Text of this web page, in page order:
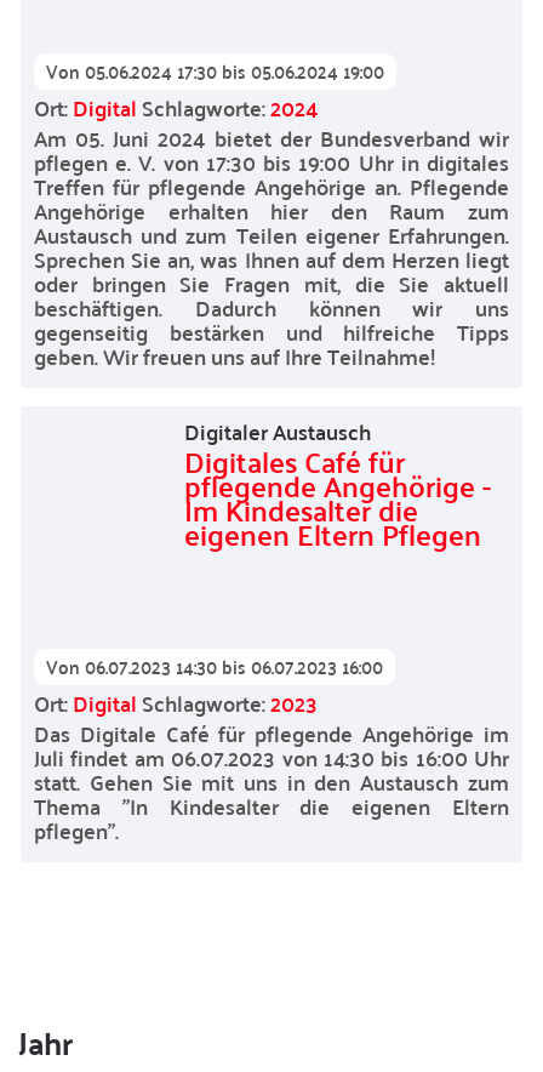
Von05.06.2024 17:30bis05.06.2024 19:00
Ort:DigitalSchlagworte:2024
Am 05. Juni 2024 bietet der Bundesverband wir
pflegen e. V. von 17:30 bis 19:00 Uhr in digitales
Treffen für pflegende Angehörige an. Pflegende
Angehörige erhalten hier den Raum zum
Austausch und zum Teilen eigener Erfahrungen.
Sprechen Sie an, was Ihnen auf dem Herzen liegt
oder bringen Sie Fragen mit, die Sie aktuell
beschäftigen. Dadurch können wir uns
gegenseitig bestärken und hilfreiche Tipps
geben. Wir freuen uns auf Ihre Teilnahme!
Digitaler Austausch
Digitales Café für
pflegende Angehörige -
Im Kindesalter die
eigenen Eltern Pflegen
Von06.07.2023 14:30bis06.07.2023 16:00
Ort:DigitalSchlagworte:2023
Das Digitale Café für pflegende Angehörige im
Juli findet am 06.07.2023 von 14:30 bis 16:00 Uhr
statt. Gehen Sie mit uns in den Austausch zum
Thema "In Kindesalter die eigenen Eltern
pflegen".
Jahr